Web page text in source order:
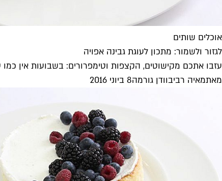
אוכלים שותים
לגזור ולשמור: מתכון לעוגת גבינה אפויה
עזבו אתכם מקישוטים, הקצפות וטימפרורים: בשבועות אין
מאתמאיה רביבוודן גורמה8 ביוני 2016